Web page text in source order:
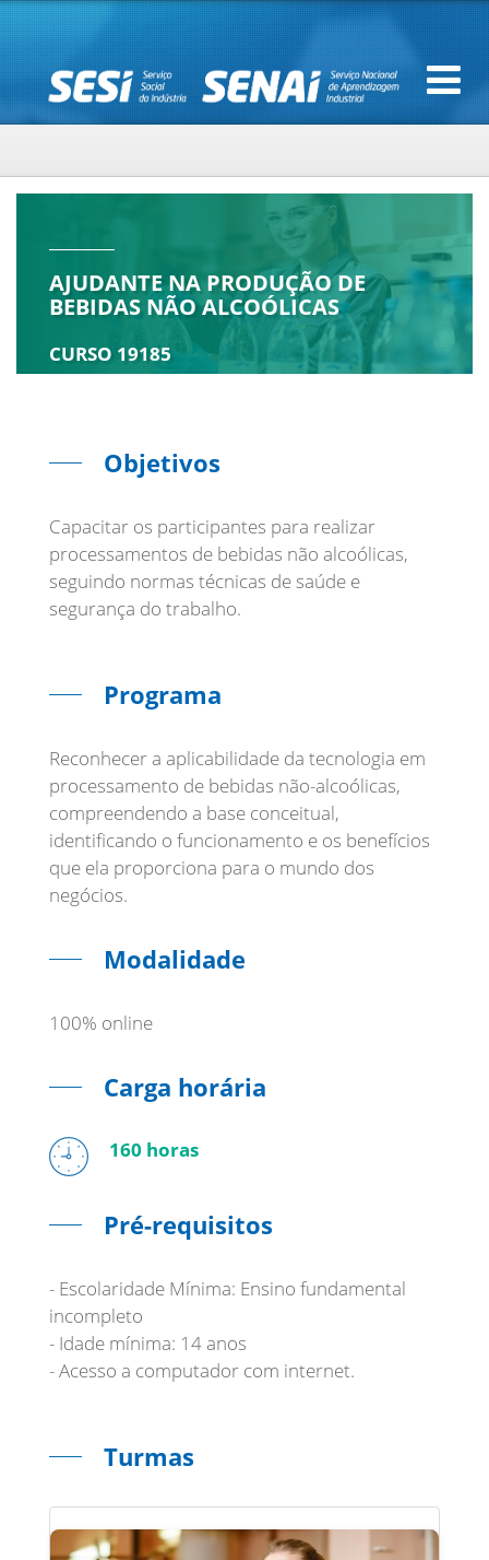
AJUDANTE NA PRODUÇÃO DE
BEBIDAS NÃO ALCOÓLICAS
CURSO 19185
Objetivos
Capacitar os participantes para realizar
processamentos de bebidas não alcoólicas,
seguindo normas técnicas de saúde e
segurança do trabalho.
Programa
Reconhecer a aplicabilidade da tecnologia em
processamento de bebidas não-alcoólicas,
compreendendo a base conceitual,
identificando o funcionamento e os benefícios
que ela proporciona para o mundo dos
Modalidade
100% online
Carga horária
160 horas
Pré-requisitos
- Escolaridade Mínima: Ensino fundamental
incompleto
- Idade mínima: 14 anos
- Acesso a computador com internet.
Turmas